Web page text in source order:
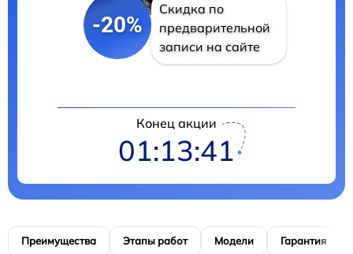
-20%
Скидка по
предварительной
записи на сайте
Конец акции
01:13:40
Преимущества Этапы работ Модели Гарантия